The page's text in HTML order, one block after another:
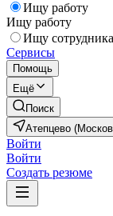
Ищу работу
Ищу работу
Ищу сотрудника
Сервисы
Помощь
Ещё
Поиск
Атепцево
Войти
Войти
Создать резюме